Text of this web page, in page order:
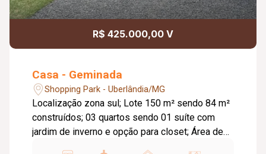
R$ 425.000,00 V
Casa - Geminada
Shopping Park - Uberlândia/MG
Localização zona sul; Lote 150 m² sendo 84 m²
construídos; 03 quartos sendo 01 suíte com
jardim de inverno e opção para closet; Área de